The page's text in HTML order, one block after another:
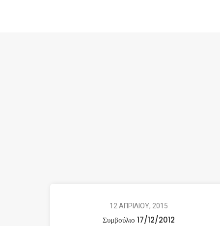
12 ΑΠΡΙΛΙΟΥ, 2015
Συμβούλιο 17/12/2012